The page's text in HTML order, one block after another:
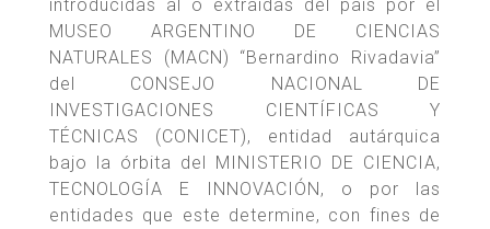
introducidas al o extraídas del país por el
MUSEO ARGENTINO DE CIENCIAS
NATURALES (MACN) “Bernardino Rivadavia”
del CONSEJO NACIONAL DE
INVESTIGACIONES CIENTÍFICAS Y
TÉCNICAS (CONICET), entidad autárquica
bajo la órbita del MINISTERIO DE CIENCIA,
TECNOLOGÍA E INNOVACIÓN, o por las
entidades que este determine, con fines de